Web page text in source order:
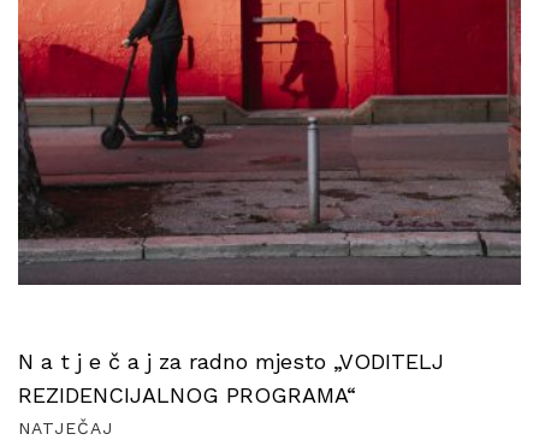
N a t j e č a j za radno mjesto „VODITELJ
REZIDENCIJALNOG PROGRAMA“
NATJEČAJ